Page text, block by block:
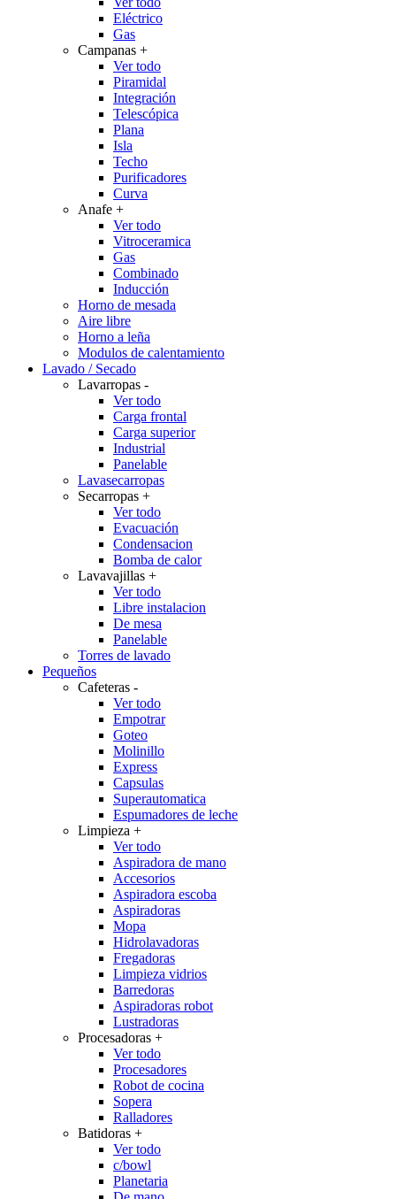
Eléctrico
Gas
Campanas +
Ver todo
Piramidal
Integración
Telescópica
Plana
Isla
Techo
Purificadores
Curva
Anafe +
Ver todo
Vitroceramica
Gas
Combinado
Inducción
Horno de mesada
Aire libre
Horno a leña
Modulos de calentamiento
Lavado / Secado
Lavarropas -
Ver todo
Carga frontal
Carga superior
Industrial
Panelable
Lavasecarropas
Secarropas +
Ver todo
Evacuación
Condensacion
Bomba de calor
Lavavajillas +
Ver todo
Libre instalacion
De mesa
Panelable
Torres de lavado
Pequeños
Cafeteras -
Ver todo
Empotrar
Goteo
Molinillo
Express
Capsulas
Superautomatica
Espumadores de leche
Limpieza +
Ver todo
Aspiradora de mano
Accesorios
Aspiradora escoba
Aspiradoras
Mopa
Hidrolavadoras
Fregadoras
Limpieza vidrios
Barredoras
Aspiradoras robot
Lustradoras
Procesadoras +
Ver todo
Procesadores
Robot de cocina
Sopera
Ralladores
Batidoras +
Ver todo
c/bowl
Planetaria